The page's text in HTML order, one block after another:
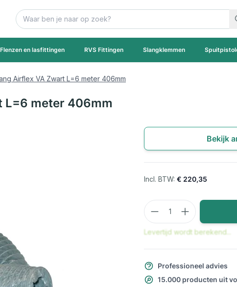
Zoek
Flenzen en lasfittingen RVS Fittingen Slangklemmen
Airflex VA Zwart L=6 meter 406mm
L=6 meter 406mm
Bekijk
€ 220,35
Aantal
Levertijd wordt berekend...
Professioneel advies
15.000 producten uit